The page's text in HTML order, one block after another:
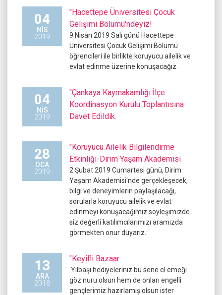
04
NIS
2019
"Hacettepe Üniversitesi Çocuk
Gelişimi Bölümü'ndeyiz!
9 Nisan 2019 Salı günü Hacettepe
Üniversitesi Çocuk Gelişimi Bölümü
öğrencileri ile birlikte koruyucu ailelik ve
evlat edinme üzerine konuşacağız.
04
NIS
2019
"Çankaya Kaymakamlığı İlçe
Koordinasyon Kurulu Toplantısına
Davet Edildik.
28
OCA
2019
"Koruyucu Ailelik Bilgilendirme
Etkinliği-Dirim Yaşam Akademisi
2 Şubat 2019 Cumartesi günü, Dirim
Yaşam Akademisi'nde gerçekleşecek,
bilgi ve deneyimlerin paylaşılacağı,
sorularla koruyucu ailelik ve evlat
edinmeyi konuşacağımız söyleşimizde
siz değerli katılımcılarımızı aramızda
görmekten onur duyarız.
13
ARA
2018
"Keyifli Bazaar
Yılbaşı hediyeleriniz bu sene el emeği
göz nuru olsun hem de onları engelli
gençlerimiz hazırlamış olsun ister